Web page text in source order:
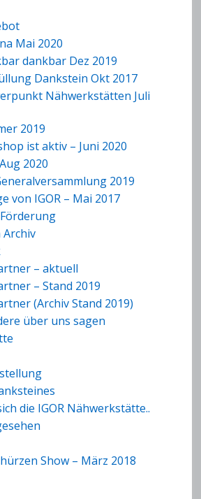
Mai 2020
dankbar Dez 2019
Dankstein Okt 2017
Nähwerkstätten Juli
2019
ist aktiv – Juni 2020
2020
2019
von IGOR – Mai 2017
– aktuell
– Stand 2019
(Archiv Stand 2019)
über uns sagen
die IGOR Nähwerkstätte..
Show – März 2018